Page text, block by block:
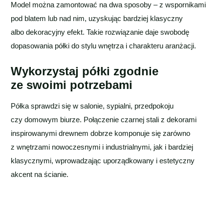
Model można zamontować na dwa sposoby – z wspornikami
pod blatem lub nad nim, uzyskując bardziej klasyczny
albo dekoracyjny efekt. Takie rozwiązanie daje swobodę
dopasowania półki do stylu wnętrza i charakteru aranżacji.
Wykorzystaj półki zgodnie
ze swoimi potrzebami
Półka sprawdzi się w salonie, sypialni, przedpokoju
czy domowym biurze. Połączenie czarnej stali z dekorami
inspirowanymi drewnem dobrze komponuje się zarówno
z wnętrzami nowoczesnymi i industrialnymi, jak i bardziej
klasycznymi, wprowadzając uporządkowany i estetyczny
akcent na ścianie.